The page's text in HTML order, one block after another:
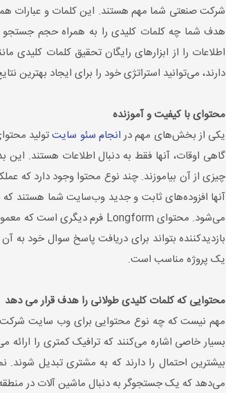
شرکت صنعتی شما مهم هستند. این کلمات و عبارات
هدف شما چه کلمات کلیدی را به همراه حجم جستجو
دارند، می‌توانید استراتژی خود را برای ایجاد بهترین
محتوای با کیفیت‌ و آموزنده
یکی از بخش‌های مهم درانجام سئو سایتتولید
گاهی اوقات، آنها فقط به دنبال اطلاعات هستند. این
چیزی از آن بیاموزند. چند نوع محتوا وجود دارد که
بازدیدکننده بتواند برای دریافت پاسخ سوال خود
یک پروژه مناسب است.
محتوایی که کلمات کلیدی طولانی را هدف قرار می دهد
بسیار خاصی اشاره می‌کنند که ترافیک کمتری را
بیشترین احتمال را دارند که به مشتری تبدیل
می‌دهد که یک جستجوگر به دنبال ماشین آلات در